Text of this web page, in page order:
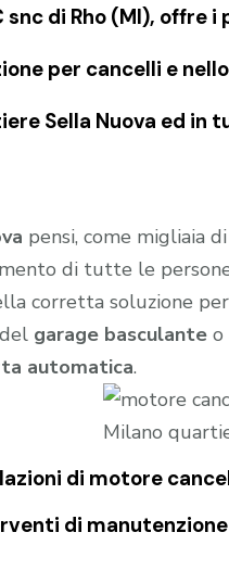
di Rho (MI), offre
per cancelli e
Sella Nuova ed in
pensi, come migliaia
di tutte le
corretta soluzione
garage basculante o
automatica.
di motore
di